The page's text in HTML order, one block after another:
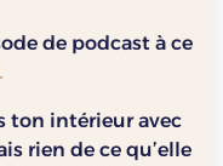
de podcast à ce
ton intérieur avec
rien de ce qu’elle